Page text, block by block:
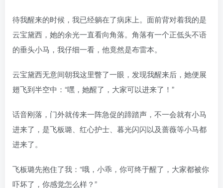
待我醒来的时候，我已经躺在了病床上。面前背对着我的是
云宝黛西，她的余光一直看向角落。角落有一个正低头不语
的垂头小马，我仔细一看，他竟然是布雷本。
云宝黛西无意间朝我这里瞥了一眼，发现我醒来后，她便展
翅飞到半空中：“嘿，她醒了，大家可以进来了！”
话音刚落，门外就传来一阵急促的蹄踏声，不一会就有小马
进来了，是飞板璐、红心护士、暮光闪闪以及蔷薇等小马都
进来了。
飞板璐先抱住了我：“哦，小乖，你可终于醒了，大家都被你
吓坏了，你感觉怎么样？”